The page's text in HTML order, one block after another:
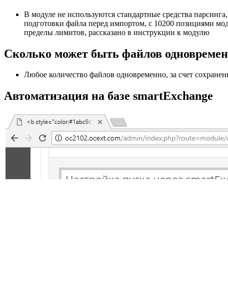
В модуле не используются стандартные средства
подготовки файла перед импортом, с 10200 позициями
пределы лимитов, рассказано в инструкции к модулю
Сколько может быть файлов
Любое количество файлов одновременно, за счет
Автоматизация на базе smartExchange